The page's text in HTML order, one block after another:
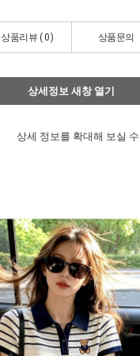
상품리뷰 ( 0) 상품문의
상세정보 새창 열기
상세 정보를 확대해 보실